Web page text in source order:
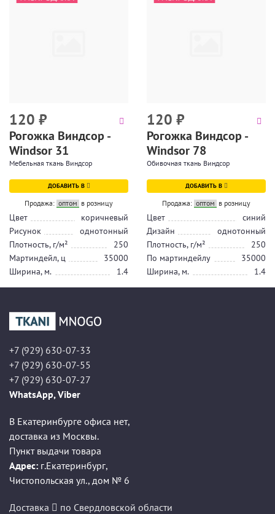
120 ₽
Рогожка Виндсор -
Windsor 31
Мебельная ткань Виндсор
ДОБАВИТЬ В
Продажа: оптом в розницу
Цвет
коричневый
Рисунок
однотонный
Плотность, г/м²
250
Мартиндейл, ц
35000
Ширина, м.
1.4
120 ₽
Рогожка Виндсор -
Windsor 78
Обивочная ткань Виндсор
ДОБАВИТЬ В
Продажа: оптом в розницу
Цвет
синий
Дизайн
однотонный
Плотность, г/м²
250
По мартиндейлу
35000
Ширина, м.
1.4
+7 (929) 630-07-33
+7 (929) 630-07-55
+7 (929) 630-07-27
WhatsApp, Viber
В Екатеринбурге офиса нет,
доставка из Москвы.
Пункт выдачи товара
Адрес: г.Екатеринбург,
Чистопольская ул., дом № 6
Доставка по Свердловской области